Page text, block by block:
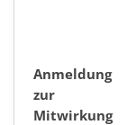
Anmeldung
zur
Mitwirkung